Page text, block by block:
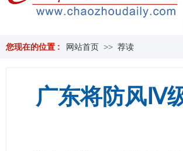
您现在的位置 : 网站首页 >> 荐读
广东将防风Ⅳ